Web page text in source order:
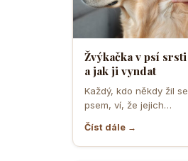
Žvýkačka v psí srsti
a jak ji vyndat
Každý, kdo někdy žil se
psem, ví, že jejich
zvědavost a touha
zkoumat svět…
Číst dále →